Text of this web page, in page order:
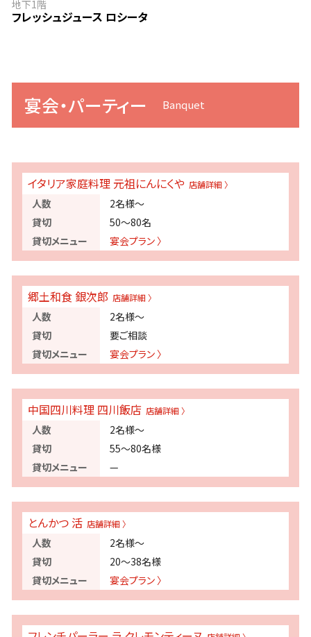
地下1階
フレッシュジュース ロシータ
宴会・パーティー
イタリア家庭料理 元祖にんにくや
2名様～
50～80名
宴会プラン 〉
郷土和食 銀次郎
2名様～
要ご相談
宴会プラン 〉
中国四川料理 四川飯店
2名様～
55～80名様
—
とんかつ 活
2名様～
20～38名様
宴会プラン 〉